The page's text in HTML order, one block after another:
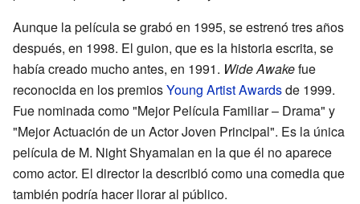
Aunque la película se grabó en 1995, se estrenó tres años
después, en 1998. El guion, que es la historia escrita, se
había creado mucho antes, en 1991. Wide Awakefue
reconocida en los premiosYoung Artist Awardsde 1999.
Fue nominada como "Mejor Película Familiar – Drama" y
"Mejor Actuación de un Actor Joven Principal". Es la única
película de M. Night Shyamalan en la que él no aparece
como actor. El director la describió como una comedia que
también podría hacer llorar al público.